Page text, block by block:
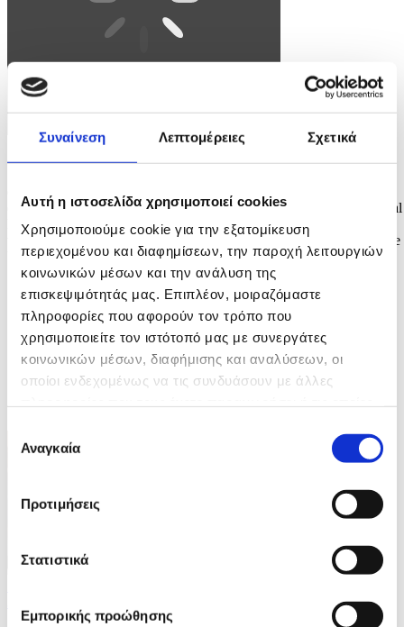
Συναίνεση Λεπτομέρειες Σχετικά
Αυτή η ιστοσελίδα χρησιμοποιεί cookies
Χρησιμοποιούμε cookie για την εξατομίκευση
περιεχομένου και διαφημίσεων, την παροχή λειτουργιών
κοινωνικών μέσων και την ανάλυση της
επισκεψιμότητάς μας. Επιπλέον, μοιραζόμαστε
πληροφορίες που αφορούν τον τρόπο που
χρησιμοποιείτε τον ιστότοπό μας με συνεργάτες
κοινωνικών μέσων, διαφήμισης και αναλύσεων, οι
οποίοι ενδεχομένως να τις συνδυάσουν με άλλες
των υπηρεσιών τους.
συγκατάθεσης
Αναγκαία
Προτιμήσεις
Στατιστικά
Εμπορικής προώθησης
Φωτογραφία: FRANCK ROBICHON
question from a journalist during a press conference at Japan National
Press Club in Tokyo, Japan, 20 May 2026. Guterres is on a four-day
visit to Japan as the country marks the 70th anniversary of joining the
UN. EPA/FRANCK ROBICHON
ΦΩΤΟ